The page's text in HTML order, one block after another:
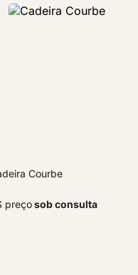
Courbe
preçosob consulta